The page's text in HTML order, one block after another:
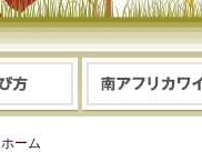
ホーム